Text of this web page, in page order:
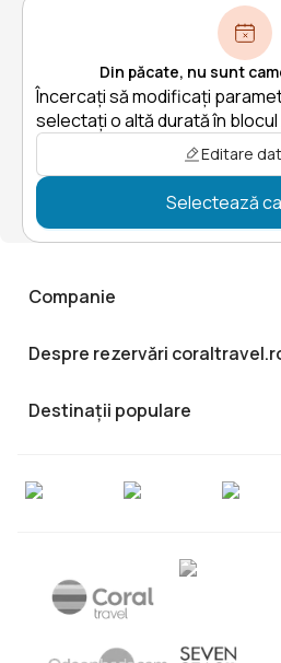
Din păcate, nu sunt
Încercați să modificați
selectați o altă durată în blocul
Editare
Selectează
Companie
Despre rezervări
Destinații populare